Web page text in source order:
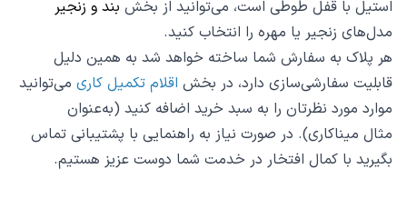
استیل با قفل طوطی است، می‌توانید از بخش بند و زنجیر
مدل‌های زنجیر یا مهره را انتخاب کنید.
هر پلاک به سفارش شما ساخته خواهد شد به همین دلیل
قابلیت سفارشی‌سازی دارد، در بخش اقلام تکمیل کاری می‌توانید
موارد مورد نظرتان را به سبد خرید اضافه کنید (به‌عنوان‌
مثال میناکاری). در صورت نیاز به راهنمایی با پشتیبانی تماس
بگیرید با کمال افتخار در خدمت شما دوست عزیز هستیم.